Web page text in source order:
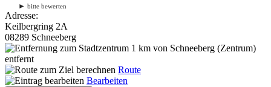
► bitte bewerten
Adresse:
Keilbergring 2A
08289 Schneeberg
1 km von Schneeberg (Zentrum)
entfernt
Route
Bearbeiten